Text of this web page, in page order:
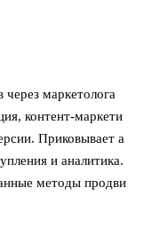
маркетолога
контент-маркети
Приковывает а
и аналитика.
методы продви